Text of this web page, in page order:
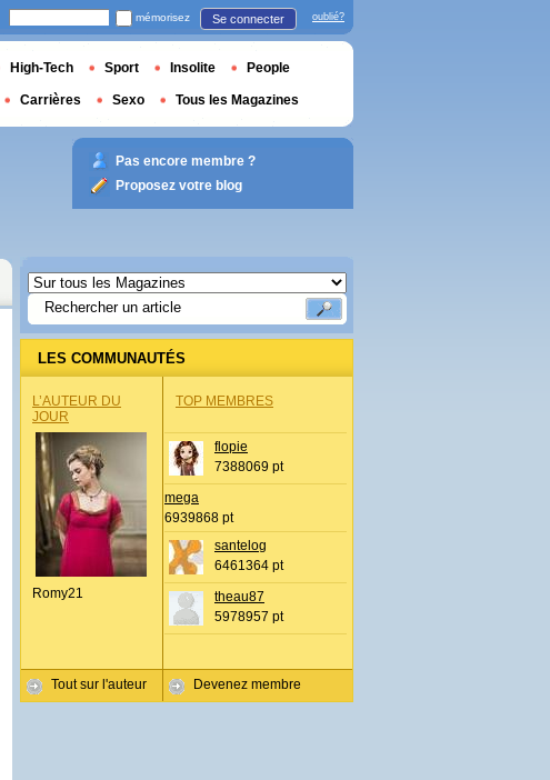
LES COMMUNAUTÉS
L’AUTEUR DU
JOUR
Romy21
Tout sur l'auteur
TOP MEMBRES
flopie
7388069 pt
mega
6939868 pt
santelog
6461364 pt
theau87
5978957 pt
Devenez membre
mémorisez Se connecter oublié?
High-Tech Sport Insolite People
Carrières Sexo Tous les Magazines
Pas encore membre ?
Proposez votre blog